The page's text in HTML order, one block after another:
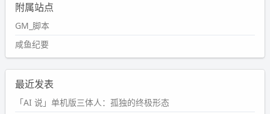
附属站点
GM_脚本
咸鱼纪要
最近发表
「AI 说」单机版三体人：孤独的终极形态